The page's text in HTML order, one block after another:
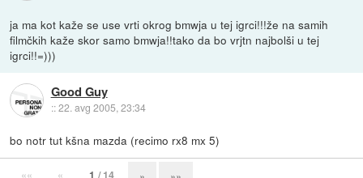
ja ma kot kaže se use vrti okrog bmwja u tej igrci!!!že na samih
filmčkih kaže skor samo bmwja!!tako da bo vrjtn najbolši u tej
igrci!!=)))
Good Guy
::22. avg 2005, 23:34
bo notr tut kšna mazda (recimo rx8 mx 5)
«« « 1 / 14 » »»